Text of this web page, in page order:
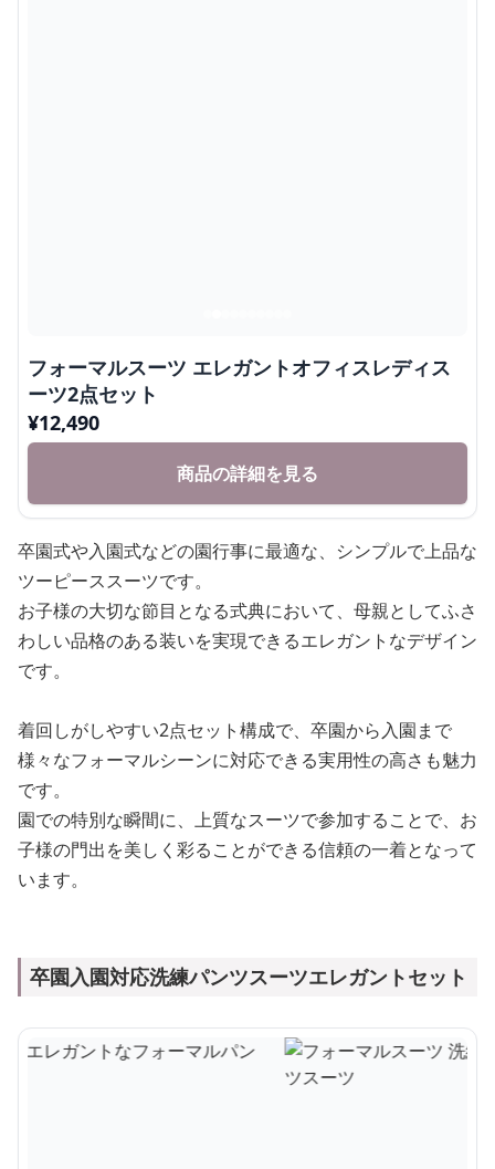
フォーマルスーツ エレガントオフィスレディス
ーツ2点セット
¥12,490
商品の詳細を見る
卒園式や入園式などの園行事に最適な、シンプルで上品な
ツーピーススーツです。
お子様の大切な節目となる式典において、母親としてふさ
わしい品格のある装いを実現できるエレガントなデザイン
です。
着回しがしやすい2点セット構成で、卒園から入園まで
様々なフォーマルシーンに対応できる実用性の高さも魅力
です。
園での特別な瞬間に、上質なスーツで参加することで、お
子様の門出を美しく彩ることができる信頼の一着となって
います。
卒園入園対応洗練パンツスーツエレガントセット